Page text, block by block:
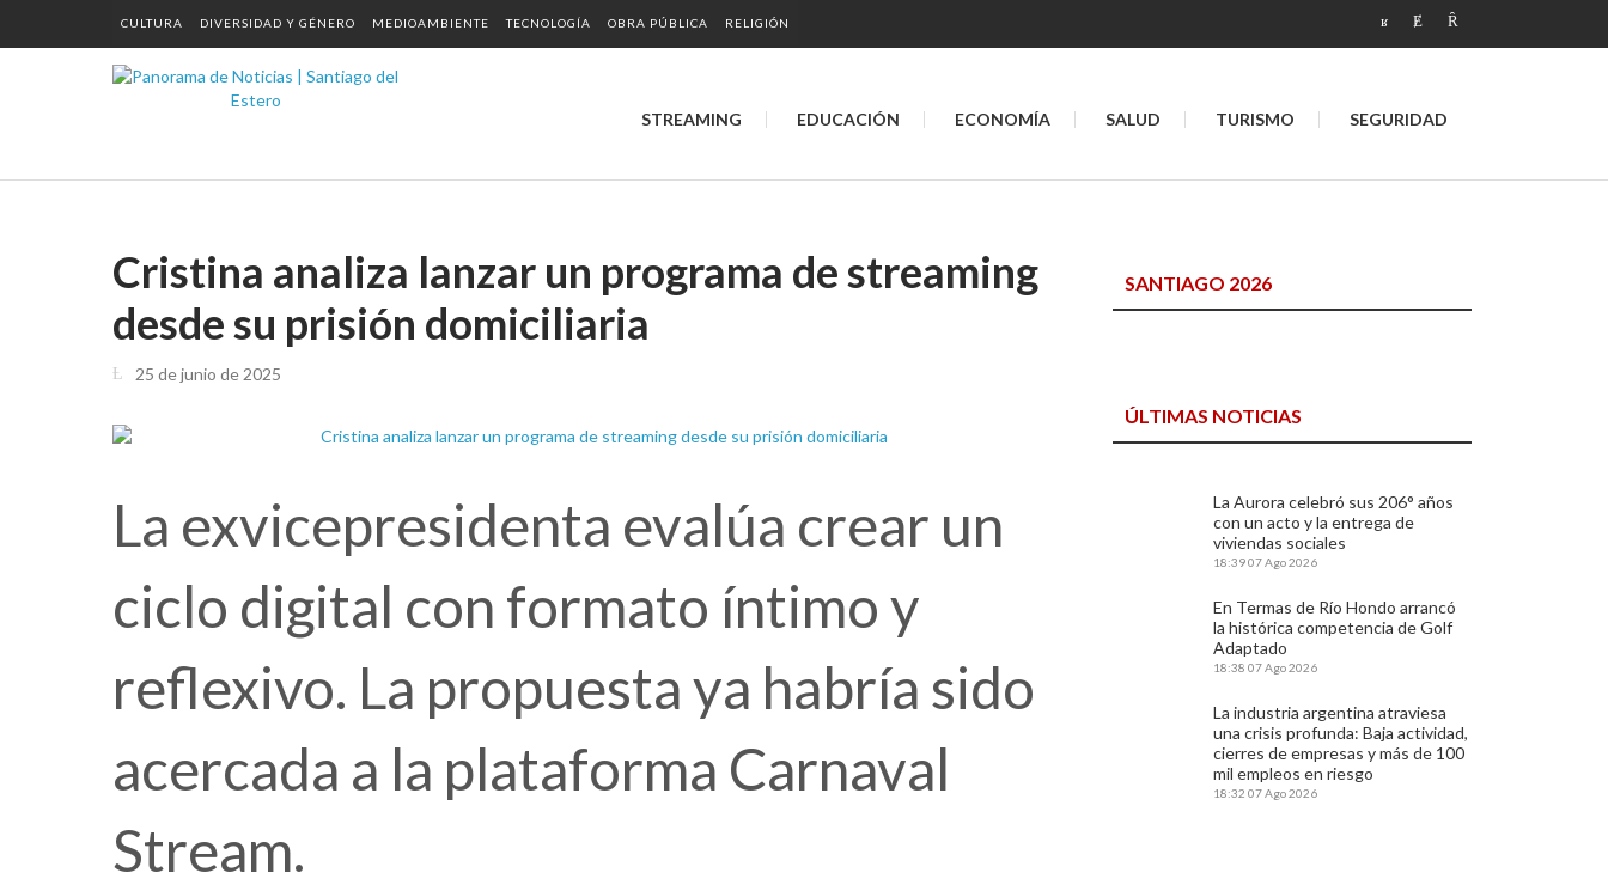
CULTURA DIVERSIDAD Y GÉNERO MEDIOAMBIENTE TECNOLOGÍA OBRA PÚBLICA RELIGIÓN
STREAMING EDUCACIÓN ECONOMÍA SALUD TURISMO SEGURIDAD
Cristina analiza lanzar un programa de streaming
desde su prisión domiciliaria
25 de junio de 2025
La exvicepresidenta evalúa crear un
ciclo digital con formato íntimo y
reflexivo. La propuesta ya habría sido
acercada a la plataforma Carnaval
Stream.
SANTIAGO 2026
ÚLTIMAS NOTICIAS
La Aurora celebró sus 206° años
con un acto y la entrega de
viviendas sociales
18:3907 Ago 2026
En Termas de Río Hondo arrancó
la histórica competencia de Golf
Adaptado
18:38 07 Ago 2026
La industria argentina atraviesa
una crisis profunda: Baja actividad,
cierres de empresas y más de 100
mil empleos en riesgo
18:32 07 Ago 2026